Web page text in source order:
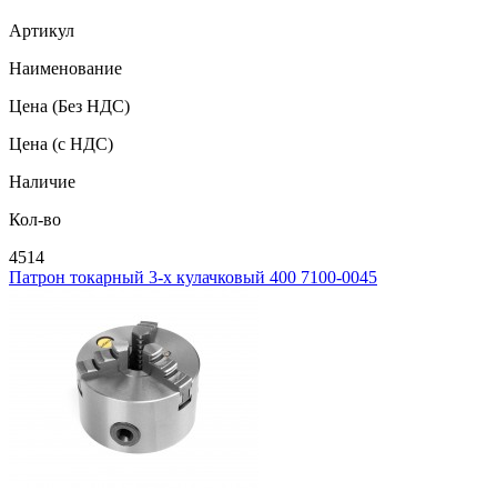
Артикул
Наименование
Цена (Без НДС)
Цена (с НДС)
Наличие
Кол-во
4514
Патрон токарный 3-х кулачковый 400 7100-0045